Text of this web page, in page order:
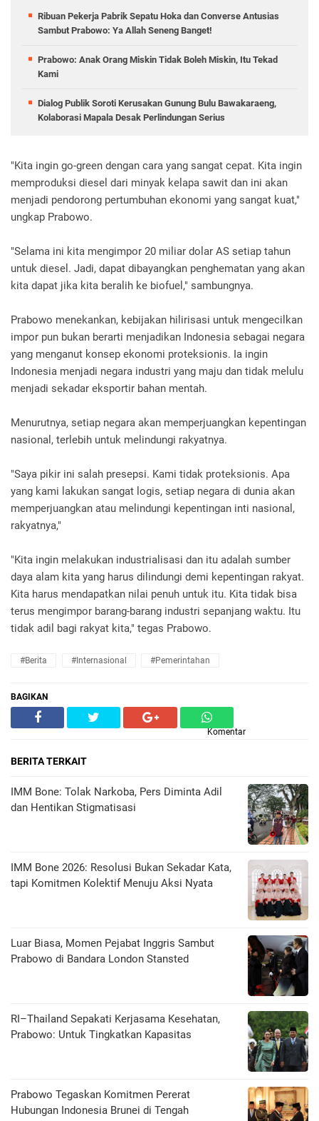
Ribuan Pekerja Pabrik Sepatu Hoka dan Converse Antusias
Sambut Prabowo: Ya Allah Seneng Banget!
Prabowo: Anak Orang Miskin Tidak Boleh Miskin, Itu Tekad
Kami
Dialog Publik Soroti Kerusakan Gunung Bulu Bawakaraeng,
Kolaborasi Mapala Desak Perlindungan Serius
"Kita ingin go-green dengan cara yang sangat cepat. Kita ingin
memproduksi diesel dari minyak kelapa sawit dan ini akan
menjadi pendorong pertumbuhan ekonomi yang sangat kuat,"
ungkap Prabowo.
"Selama ini kita mengimpor 20 miliar dolar AS setiap tahun
untuk diesel. Jadi, dapat dibayangkan penghematan yang akan
kita dapat jika kita beralih ke biofuel," sambungnya.
Prabowo menekankan, kebijakan hilirisasi untuk mengecilkan
impor pun bukan berarti menjadikan Indonesia sebagai negara
yang menganut konsep ekonomi proteksionis. Ia ingin
Indonesia menjadi negara industri yang maju dan tidak melulu
menjadi sekadar eksportir bahan mentah.
Menurutnya, setiap negara akan memperjuangkan kepentingan
nasional, terlebih untuk melindungi rakyatnya.
"Saya pikir ini salah presepsi. Kami tidak proteksionis. Apa
yang kami lakukan sangat logis, setiap negara di dunia akan
memperjuangkan atau melindungi kepentingan inti nasional,
rakyatnya,"
"Kita ingin melakukan industrialisasi dan itu adalah sumber
daya alam kita yang harus dilindungi demi kepentingan rakyat.
Kita harus mendapatkan nilai penuh untuk itu. Kita tidak bisa
terus mengimpor barang-barang industri sepanjang waktu. Itu
tidak adil bagi rakyat kita," tegas Prabowo.
#Berita #Internasional #pemerintahan
BAGIKAN
Komentar
BERITA TERKAIT
IMM Bone: Tolak Narkoba, Pers Diminta Adil
dan Hentikan Stigmatisasi
IMM Bone 2026: Resolusi Bukan Sekadar Kata,
tapi Komitmen Kolektif Menuju Aksi Nyata
Luar Biasa, Momen Pejabat Inggris Sambut
Prabowo di Bandara London Stansted
RI–Thailand Sepakati Kerjasama Kesehatan,
Prabowo: Untuk Tingkatkan Kapasitas
Prabowo Tegaskan Komitmen Pererat
Hubungan Indonesia Brunei di Tengah